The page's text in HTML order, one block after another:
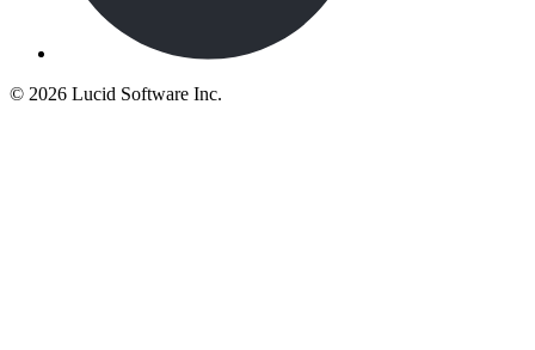
© 2026 Lucid Software Inc.